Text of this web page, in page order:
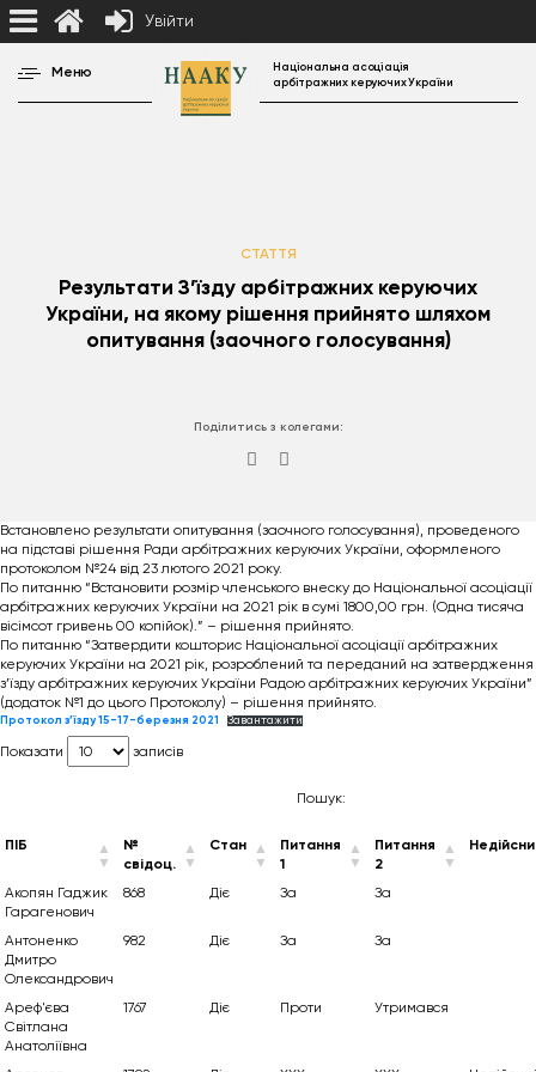
Меню
Національна асоціація
арбітражних керуючих України
СТАТТЯ
Результати З’їзду арбітражних керуючих
України, на якому рішення прийнято шляхом
опитування (заочного голосування)
Поділитись з колегами:
Встановлено результати опитування (заочного голосування), проведеного
на підставі рішення Ради арбітражних керуючих України, оформленого
протоколом №24 від 23 лютого 2021 року.
По питанню “Встановити розмір членського внеску до Національної асоціації
арбітражних керуючих України на 2021 рік в сумі 1800,00 грн. (Одна тисяча
вісімсот гривень 00 копійок).” – рішення прийнято.
По питанню “Затвердити кошторис Національної асоціації арбітражних
керуючих України на 2021 рік, розроблений та переданий на затвердження
з’їзду арбітражних керуючих України Радою арбітражних керуючих України”
(додаток №1 до цього Протоколу) – рішення прийнято.
Протокол з’їзду 15-17-березня 2021 Завантажити
Показати записів
Пошук:
ПІБ
№
свідоц.
Стан
Питання
1
Питання
2
Акопян Гаджик
Гарагенович
868 Діє За За
Антоненко
Дмитро
Олександрович
982 Діє За За
Ареф'єва
Світлана
Анатоліївна
1767 Діє Проти Утримався
Увійти